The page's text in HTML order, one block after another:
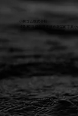
らせ
小林ゴム株式会社
441-8016 愛知県豊橋市新栄町字東小
TEL:0532-31-4646
FAX:0532-32-6810